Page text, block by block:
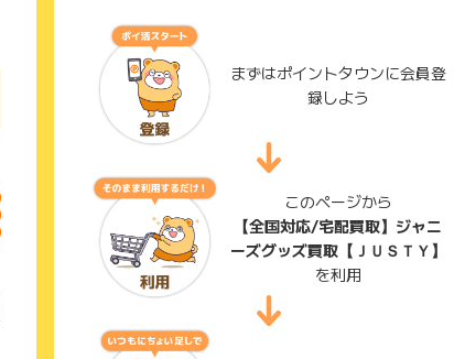
まずはポイントタウンに会員登
録しよう
このページから
【全国対応/宅配買取】ジャニ
ーズグッズ買取【ＪＵＳＴＹ】
を利用